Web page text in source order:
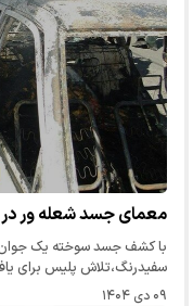
معمای جسد شعله ور در
با کشف جسد سوخته یک جوان
سفیدرنگ،تلاش پلیس برای
۰۹ دی ۱۴۰۴